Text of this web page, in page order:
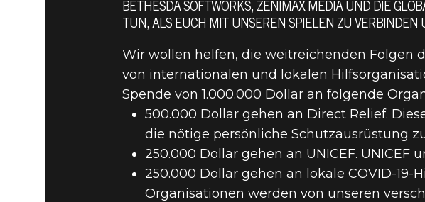
27. April 2020
BETHESDA
DOLLAR AN
BETHESDA SOFTWORKS, ZENIMAX MEDIA UND DIE
TUN, ALS EUCH MIT UNSEREN SPIELEN ZU VERBINDEN
Wir wollen helfen, die weitreichenden Folgen
von internationalen und lokalen
Spende von 1.000.000 Dollar an folgende
500.000 Dollar gehen an Direct Relief.
die nötige persönliche Schutzausrüstung
250.000 Dollar gehen an UNICEF.
250.000 Dollar gehen an lokale COVID-19-
Organisationen werden von unseren